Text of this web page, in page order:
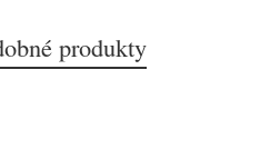
produkty